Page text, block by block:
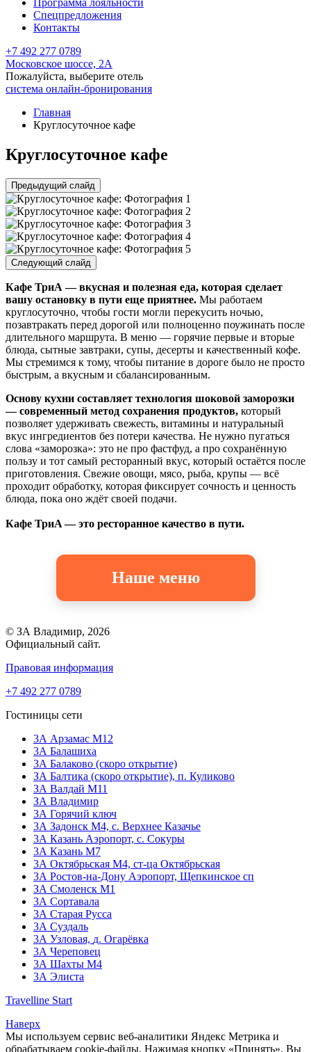
Программа лояльности
Спецпредложения
Контакты
+7 492 277 0789
Московское шоссе, 2А
Пожалуйста, выберите отель
система онлайн-бронирования
Главная
Круглосуточное кафе
Круглосуточное кафе
Предыдущий слайд
Следующий слайд
Кафе ТриA — вкусная и полезная еда, которая сделает
вашу остановку в пути еще приятнее. Мы работаем
круглосуточно, чтобы гости могли перекусить ночью,
позавтракать перед дорогой или полноценно поужинать после
длительного маршрута. В меню — горячие первые и вторые
блюда, сытные завтраки, супы, десерты и качественный кофе.
Мы стремимся к тому, чтобы питание в дороге было не просто
быстрым, а вкусным и сбалансированным.
Основу кухни составляет технология шоковой заморозки
— современный метод сохранения продуктов, который
позволяет удерживать свежесть, витамины и натуральный
вкус ингредиентов без потери качества. Не нужно пугаться
слова «заморозка»: это не про фастфуд, а про сохранённую
пользу и тот самый ресторанный вкус, который остаётся после
приготовления. Свежие овощи, мясо, рыба, крупы — всё
проходит обработку, которая фиксирует сочность и ценность
блюда, пока оно ждёт своей подачи.
Кафе ТриA — это ресторанное качество в пути.
Наше меню
© ЗА Владимир, 2026
Официальный сайт.
Правовая информация
+7 492 277 0789
Гостиницы сети
3А Арзамас М12
3А Балашиха
3А Балаково (скоро открытие)
ЗА Балтика (скоро открытие), п. Куликово
ЗА Валдай M11
ЗА Владимир
3А Горячий ключ
3А Задонск М4, с. Верхнее Казачье
3А Казань Аэропорт, с. Сокуры
3А Казань М7
3А Октябрьская М4, ст-ца Октябрьская
3А Ростов-на-Дону Аэропорт, Щепкинское сп
ЗА Смоленск М1
3А Сортавала
3А Старая Русса
3А Суздаль
3А Узловая, д. Огарёвка
3А Череповец
3А Шахты М4
3А Элиста
Travelline Start
Наверх
Мы используем сервис веб-аналитики Яндекс Метрика и
обрабатываем cookie-файлы. Нажимая кнопку «Принять», Вы